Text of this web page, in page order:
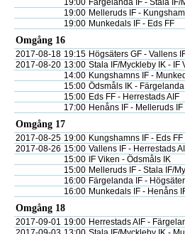
19:00 Färgelanda IF - Stala IF/
19:00 Melleruds IF -
19:00 Munkedals IF - Eds FF
Omgång 16
2017-08-18 19:15 Högsäters GF - Vallens
2017-08-20 13:00 Stala IF/Myckleby IK - IF
14:00 Kungshamns IF -
15:00 Ödsmåls IK -
15:00 Eds FF - Herrestads AIF
17:00 Henåns IF - Melleruds IF
Omgång 17
2017-08-25 19:00 Kungshamns IF - Eds FF
2017-08-26 15:00 Vallens IF - Herrestads
15:00
IF Viken - Ödsmåls IK
15:00 Melleruds IF - Stala IF/
16:00 Färgelanda IF -
16:00 Munkedals IF - Henåns
Omgång 18
2017-09-01 19:00 Herrestads AIF -